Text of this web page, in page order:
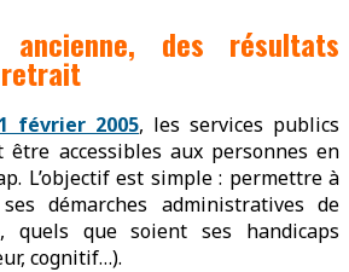
ancienne, des résultats
février 2005, les services publics
être accessibles aux personnes en
L’objectif est simple : permettre à
ses démarches administratives de
quels que soient ses handicaps
cognitif…).